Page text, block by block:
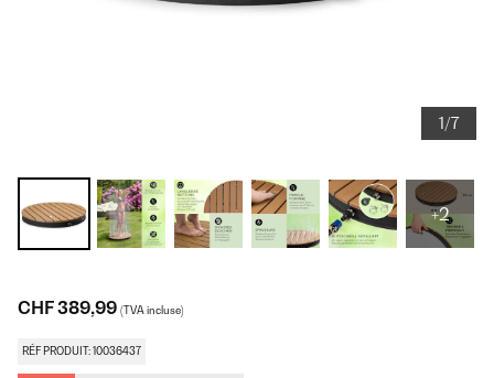
1/7
+2
CHF 389,99 (TVA incluse)
RÉF PRODUIT: 10036437